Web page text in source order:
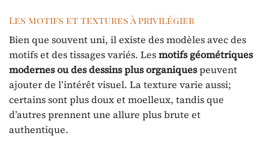
Les motifs et textures à privilégier
Bien que souvent uni, il existe des modèles avec des
motifs et des tissages variés. Lesmotifs géométriques
modernes ou des dessins plus organiquespeuvent
ajouter de l’intérêt visuel. La texture varie aussi;
certains sont plus doux et moelleux, tandis que
d’autres prennent une allure plus brute et
authentique.